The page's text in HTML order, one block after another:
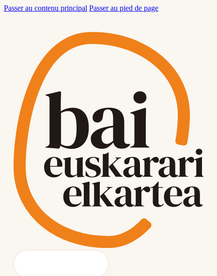
Passer au contenu principal Passer au pied de page